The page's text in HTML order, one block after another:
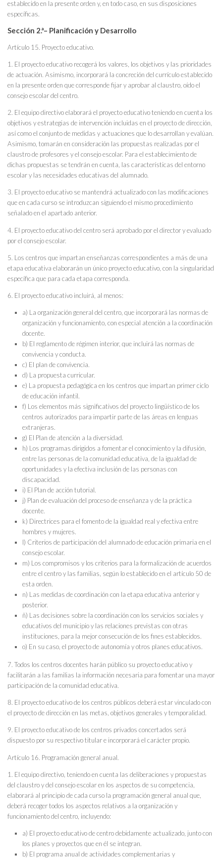
establecido en la presente orden y, en todo caso, en sus disposiciones
específicas.
Sección 2.ª– Planificación y Desarrollo
Artículo 15. Proyecto educativo.
1. El proyecto educativo recogerá los valores, los objetivos y las prioridades
de actuación. Asimismo, incorporará la concreción del currículo establecido
en la presente orden que corresponde fijar y aprobar al claustro, oído el
consejo escolar del centro.
2. El equipo directivo elaborará el proyecto educativo teniendo en cuenta los
objetivos y estrategias de intervención incluidas en el proyecto de dirección,
así como el conjunto de medidas y actuaciones que lo desarrollan y evalúan.
Asimismo, tomarán en consideración las propuestas realizadas por el
claustro de profesores y el consejo escolar. Para el establecimiento de
dichas propuestas se tendrán en cuenta, las características del entorno
escolar y las necesidades educativas del alumnado.
3. El proyecto educativo se mantendrá actualizado con las modificaciones
que en cada curso se introduzcan siguiendo el mismo procedimiento
señalado en el apartado anterior.
4. El proyecto educativo del centro será aprobado por el director y evaluado
por el consejo escolar.
5. Los centros que impartan enseñanzas correspondientes a más de una
etapa educativa elaborarán un único proyecto educativo, con la singularidad
específica que para cada etapa corresponda.
6. El proyecto educativo incluirá, al menos:
a) La organización general del centro, que incorporará las normas de
organización y funcionamiento, con especial atención a la coordinación
docente.
b) El reglamento de régimen interior, que incluirá las normas de
convivencia y conducta.
c) El plan de convivencia.
d) La propuesta curricular.
e) La propuesta pedagógica en los centros que impartan primer ciclo
de educación infantil.
f) Los elementos más significativos del proyecto lingüístico de los
centros autorizados para impartir parte de las áreas en lenguas
extranjeras.
g) El Plan de atención a la diversidad.
h) Los programas dirigidos a fomentar el conocimiento y la difusión,
entre las personas de la comunidad educativa, de la igualdad de
oportunidades y la efectiva inclusión de las personas con
discapacidad.
i) El Plan de acción tutorial.
j) Plan de evaluación del proceso de enseñanza y de la práctica
docente.
k) Directrices para el fomento de la igualdad real y efectiva entre
hombres y mujeres.
l) Criterios de participación del alumnado de educación primaria en el
consejo escolar.
m) Los compromisos y los criterios para la formalización de acuerdos
entre el centro y las familias, según lo establecido en el artículo 50 de
esta orden.
n) Las medidas de coordinación con la etapa educativa anterior y
posterior.
ñ) Las decisiones sobre la coordinación con los servicios sociales y
educativos del municipio y las relaciones previstas con otras
instituciones, para la mejor consecución de los fines establecidos.
o) En su caso, el proyecto de autonomía y otros planes educativos.
7. Todos los centros docentes harán público su proyecto educativo y
facilitarán a las familias la información necesaria para fomentar una mayor
participación de la comunidad educativa.
8. El proyecto educativo de los centros públicos deberá estar vinculado con
el proyecto de dirección en las metas, objetivos generales y temporalidad.
9. El proyecto educativo de los centros privados concertados será
dispuesto por su respectivo titular e incorporará el carácter propio.
Artículo 16. Programación general anual.
1. El equipo directivo, teniendo en cuenta las deliberaciones y propuestas
del claustro y del consejo escolar en los aspectos de su competencia,
elaborará al principio de cada curso la programación general anual que,
deberá recoger todos los aspectos relativos a la organización y
funcionamiento del centro, incluyendo:
a) El proyecto educativo de centro debidamente actualizado, junto con
los planes y proyectos que en él se integran.
b) El programa anual de actividades complementarias y